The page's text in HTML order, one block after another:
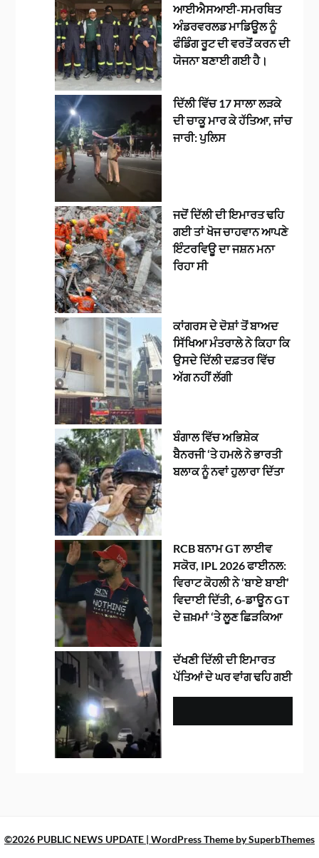
ਆਈਐਸਆਈ-ਸਮਰਥਿਤ
ਅੰਡਰਵਰਲਡ ਮਾਡਿਊਲ ਨੂੰ
ਫੰਡਿੰਗ ਰੂਟ ਦੀ ਵਰਤੋਂ ਕਰਨ ਦੀ
ਯੋਜਨਾ ਬਣਾਈ ਗਈ ਹੈ।
ਦਿੱਲੀ ਵਿੱਚ 17 ਸਾਲਾ ਲੜਕੇ
ਦੀ ਚਾਕੂ ਮਾਰ ਕੇ ਹੱਤਿਆ, ਜਾਂਚ
ਜਾਰੀ: ਪੁਲਿਸ
ਜਦੋਂ ਦਿੱਲੀ ਦੀ ਇਮਾਰਤ ਢਹਿ
ਗਈ ਤਾਂ ਖੋਜ ਚਾਹਵਾਨ ਆਪਣੇ
ਇੰਟਰਵਿਊ ਦਾ ਜਸ਼ਨ ਮਨਾ
ਰਿਹਾ ਸੀ
ਕਾਂਗਰਸ ਦੇ ਦੋਸ਼ਾਂ ਤੋਂ ਬਾਅਦ
ਸਿੱਖਿਆ ਮੰਤਰਾਲੇ ਨੇ ਕਿਹਾ ਕਿ
ਉਸਦੇ ਦਿੱਲੀ ਦਫ਼ਤਰ ਵਿੱਚ
ਅੱਗ ਨਹੀਂ ਲੱਗੀ
ਬੰਗਾਲ ਵਿੱਚ ਅਭਿਸ਼ੇਕ
ਬੈਨਰਜੀ ‘ਤੇ ਹਮਲੇ ਨੇ ਭਾਰਤੀ
ਬਲਾਕ ਨੂੰ ਨਵਾਂ ਹੁਲਾਰਾ ਦਿੱਤਾ
RCB ਬਨਾਮ GT ਲਾਈਵ
ਸਕੋਰ, IPL 2026 ਫਾਈਨਲ:
ਵਿਰਾਟ ਕੋਹਲੀ ਨੇ ‘ਬਾਏ ਬਾਈ’
ਵਿਦਾਈ ਦਿੱਤੀ, 6-ਡਾਊਨ GT
ਦੇ ਜ਼ਖ਼ਮਾਂ ‘ਤੇ ਲੂਣ ਛਿੜਕਿਆ
ਦੱਖਣੀ ਦਿੱਲੀ ਦੀ ਇਮਾਰਤ
ਪੱਤਿਆਂ ਦੇ ਘਰ ਵਾਂਗ ਢਹਿ ਗਈ
©2026 PUBLIC NEWS UPDATE | WordPress Theme bySuperbThemes